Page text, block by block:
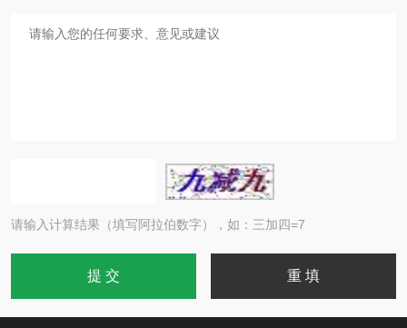
请输入计算结果（填写阿拉伯数字），如：三加四=7